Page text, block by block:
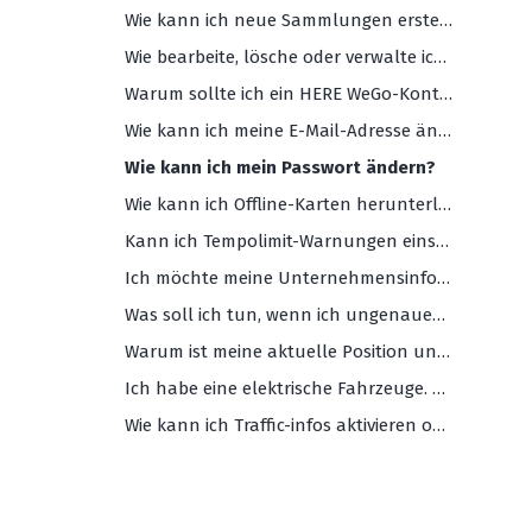
Wie kann ich neue Sammlungen erstellen?
Wie bearbeite, lösche oder verwalte ich meine Sammlungen?
Warum sollte ich ein HERE WeGo-Konto erstellen?
Wie kann ich meine E-Mail-Adresse ändern?
Wie kann ich mein Passwort ändern?
Wie kann ich Offline-Karten herunterladen und verwenden?
Kann ich Tempolimit-Warnungen einstellen?
Ich möchte meine Unternehmensinformationen auf Ihrem Maps hinzufügen oder bearbeiten. Was soll ich machen?
Was soll ich tun, wenn ich ungenauen und/oder fehlenden Daten auf WeGo-Karten merke?
Warum ist meine aktuelle Position ungenau?
Ich habe eine elektrische Fahrzeuge. Wie kann HERE WeGo mir helfen?
Wie kann ich Traffic-infos aktivieren oder deaktivieren?